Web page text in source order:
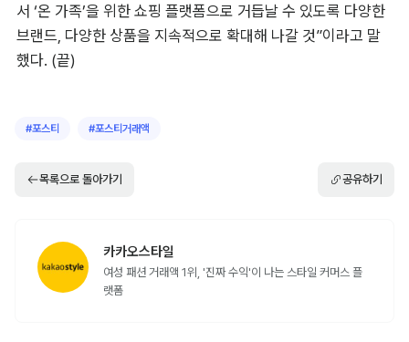
서 ‘온 가족’을 위한 쇼핑 플랫폼으로 거듭날 수 있도록 다양한
브랜드, 다양한 상품을 지속적으로 확대해 나갈 것”이라고 말
했다. (끝)
#포스티 #포스티거래액
목록으로 돌아가기 공유하기
카카오스타일
여성 패션 거래액 1위, '진짜 수익'이 나는 스타일 커머스 플
랫폼